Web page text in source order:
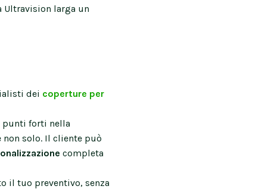
Ultravision larga un
dei coperture per
punti forti nella
solo. Il cliente può
completa
il tuo preventivo, senza